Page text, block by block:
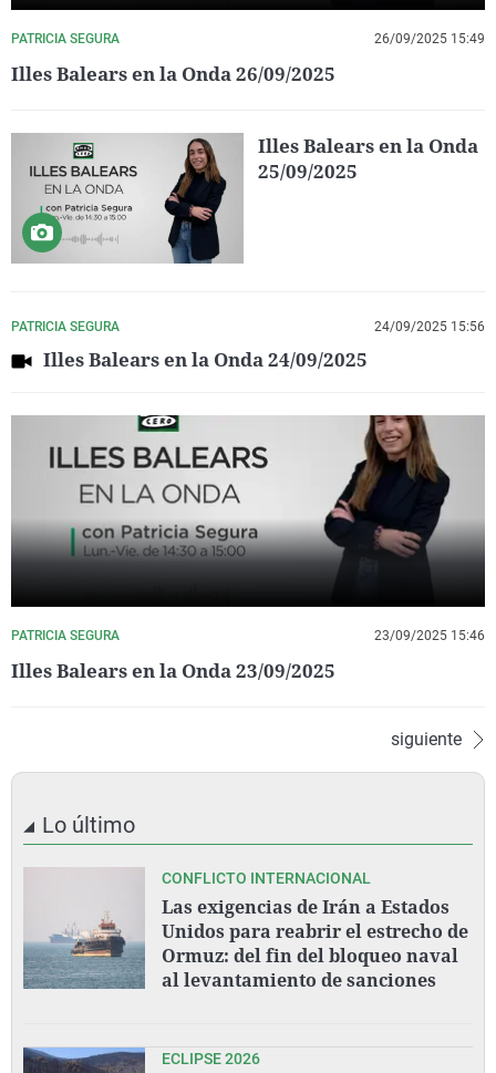
PATRICIA SEGURA 26/09/2025 15:49
Illes Balears en la Onda 26/09/2025
Illes Balears en la Onda
25/09/2025
PATRICIA SEGURA 24/09/2025 15:56
Illes Balears en la Onda 24/09/2025
PATRICIA SEGURA 23/09/2025 15:46
Illes Balears en la Onda 23/09/2025
siguiente
Lo último
CONFLICTO INTERNACIONAL
Las exigencias de Irán a Estados
Unidos para reabrir el estrecho de
Ormuz: del fin del bloqueo naval
al levantamiento de sanciones
ECLIPSE 2026